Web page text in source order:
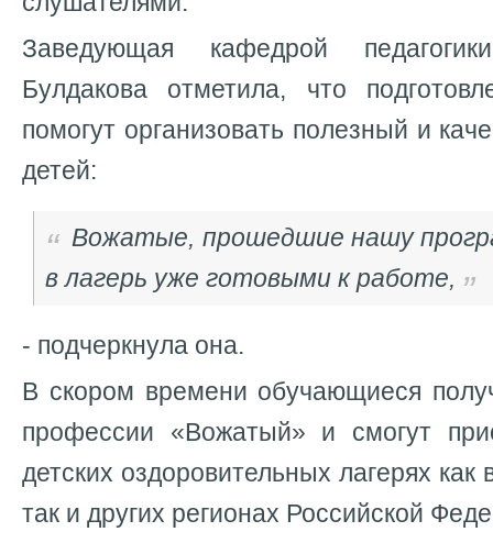
Заведующая кафедрой
Булдакова отметила, что
помогут организовать полезный и
детей:
Вожатые, прошедшие нашу
в лагерь уже готовыми к работе,
- подчеркнула она.
В скором времени обучающиеся
профессии «Вожатый» и смогут
детских оздоровительных лагерях как
так и других регионах Российской